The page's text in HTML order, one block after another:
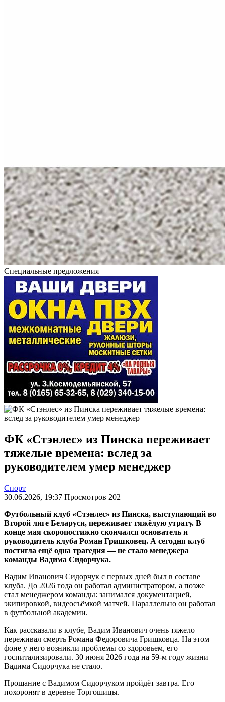
Специальные предложения
ФК «Стэнлес» из Пинска переживает
тяжелые времена: вслед за
руководителем умер менеджер
Спорт
30.06.2026, 19:37 Просмотров 202
Футбольный клуб «Стэнлес» из Пинска, выступающий во
Второй лиге Беларуси, переживает тяжёлую утрату. В
конце мая скоропостижно скончался основатель и
руководитель клуба Роман Гришковец. А сегодня клуб
постигла ещё одна трагедия — не стало менеджера
команды Вадима Сидорчука.
Вадим Иванович Сидорчук с первых дней был в составе
клуба. До 2026 года он работал администратором, а позже
стал менеджером команды: занимался документацией,
экипировкой, видеосъёмкой матчей. Параллельно он работал
в футбольной академии.
Как рассказали в клубе, Вадим Иванович очень тяжело
переживал смерть Романа Федоровича Гришковца. На этом
фоне у него возникли проблемы со здоровьем, его
госпитализировали. 30 июня 2026 года на 59-м году жизни
Вадима Сидорчука не стало.
Прощание с Вадимом Сидорчуком пройдёт завтра. Его
похоронят в деревне Торгошицы.